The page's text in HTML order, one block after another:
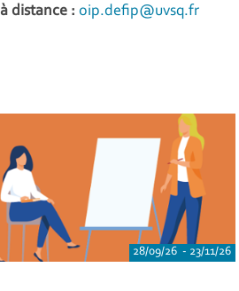
à distance :oip.defip@uvsq.fr
28/09/26 - 23/11/26